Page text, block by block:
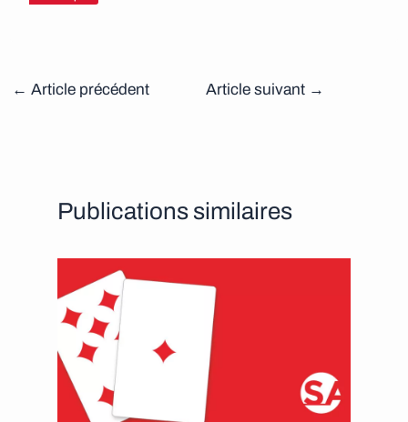
← Article précédent Article suivant →
Publications similaires